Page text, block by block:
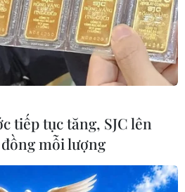
học trực tiếp, tuy nhiên, các
trang, tấm chắn giọt bắn
tiếp tục tăng, SJC lên
mỗi lượng